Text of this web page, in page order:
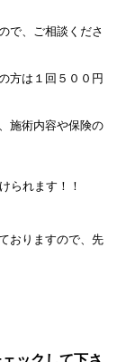
で、ご相談くださ
方は１回５００円
施術内容や保険の
られます！！
おりますので、先